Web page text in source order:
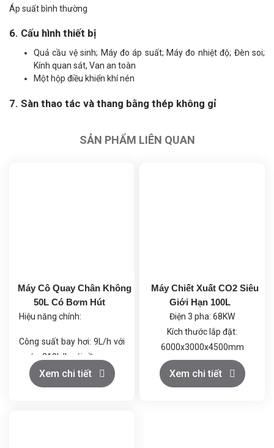
Áp suất bình thường
6. Cấu hình thiết bị
Quả cầu vệ sinh; Máy đo áp suất; Máy đo nhiệt độ; Đèn soi;
Kính quan sát, Van an toàn
Một hộp điều khiển khí nén
7. Sàn thao tác và thang bằng thép không gỉ
SẢN PHẨM LIÊN QUAN
Máy Cô Quay Chân Không
50L Có Bơm Hút
Hiệu năng chính:
Công suất bay hơi: 9L/h với
nước, 219L/h với cồn.
Chân không tối đa: 399.9
Pa (dưới 3mmHg), giúp quá
Xem chi tiết
Máy Chiết Xuất CO2 Siêu
Giới Hạn 100L
Điện 3 pha: 68KW
Kích thước lắp đặt:
6000x3000x4500mm
Khí CO2: Loại thực phẩm
≥99.5%, trọng lượng bình
Xem chi tiết